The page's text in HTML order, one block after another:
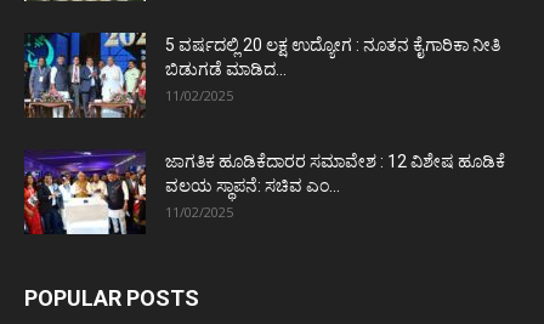
5 ವರ್ಷದಲ್ಲಿ 20 ಲಕ್ಷ ಉದ್ಯೋಗ : ನೂತನ ಕೈಗಾರಿಕಾ ನೀತಿ
ಬಿಡುಗಡೆ ಮಾಡಿದ...
11/02/2025
ಜಾಗತಿಕ ಹೂಡಿಕೆದಾರರ ಸಮಾವೇಶ : 12 ವಿಶೇಷ ಹೂಡಿಕೆ
ವಲಯ ಸ್ಥಾಪನೆ: ಸಚಿವ ಎಂ...
11/02/2025
POPULAR POSTS